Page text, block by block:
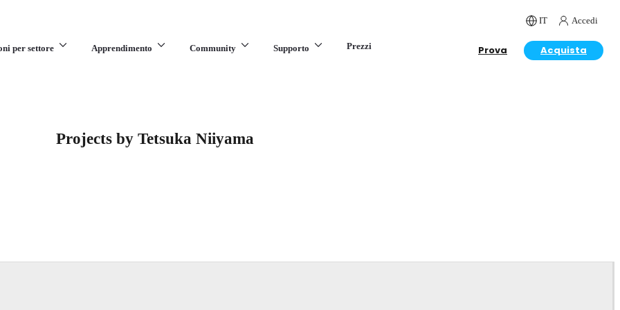
IT Accedi
per settore Apprendimento Community Supporto Prezzi Prova Acquista
Projects by Tetsuka Niiyama